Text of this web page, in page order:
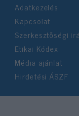
Adatkezelés
Kapcsolat
Szerkesztőségi
Etikai Kódex
Média ajánlat
Hirdetési ÁSZF